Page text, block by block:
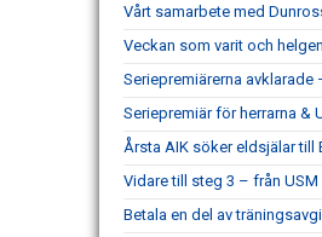
Vårt samarbete med
Veckan som varit och
Seriepremiärerna avklarade
Seriepremiär för herrarna &
Årsta AIK söker eldsjälar till
Vidare till steg 3 – från
Betala en del av